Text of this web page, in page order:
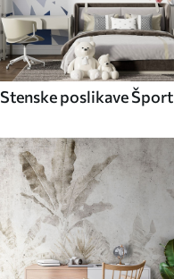
Stenske poslikave Šport